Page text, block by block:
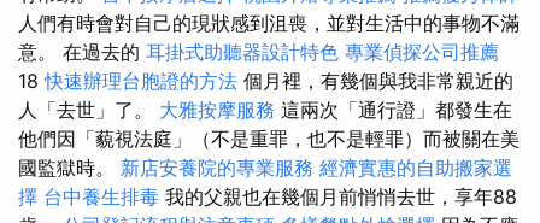
人們有時會對自己的現狀感到沮喪，並對生活中的事物不滿
意。 在過去的 耳掛式助聽器設計特色 專業偵探公司推薦
18快速辦理台胞證的方法 個月裡，有幾個與我非常親近的
人「去世」了。 大雅按摩服務 這兩次「通行證」都發生在
他們因「藐視法庭」（不是重罪，也不是輕罪）而被關在美
國監獄時。 新店安養院的專業服務 經濟實惠的自助搬家選
擇 台中養生排毒 我的父親也在幾個月前悄悄去世，享年88